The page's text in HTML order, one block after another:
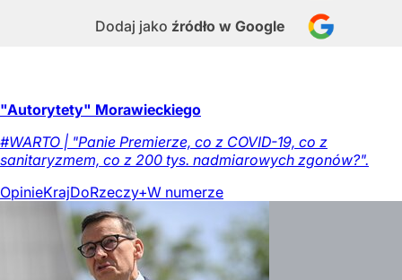
Dodaj jako źródło w Google
"Autorytety" Morawieckiego
#WARTO | "Panie Premierze, co z COVID-19, co z
sanitaryzmem, co z 200 tys. nadmiarowych zgonów?".
OpinieKrajDoRzeczy+W numerze